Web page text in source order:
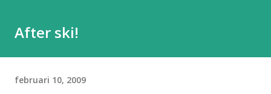
After ski!
februari 10, 2009